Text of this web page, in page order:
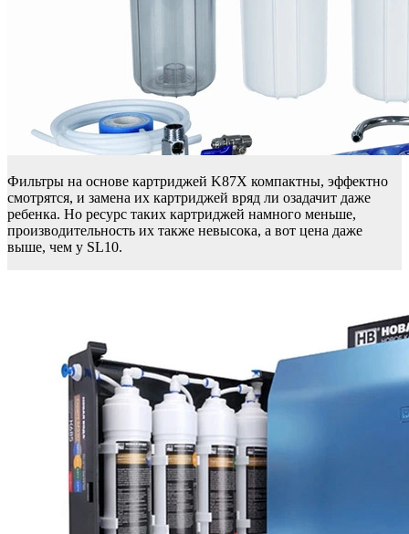
Фильтры на основе картриджей K87X компактны, эффектно
смотрятся, и замена их картриджей вряд ли озадачит даже
ребенка. Но ресурс таких картриджей намного меньше,
производительность их также невысока, а вот цена даже
выше, чем у SL10.